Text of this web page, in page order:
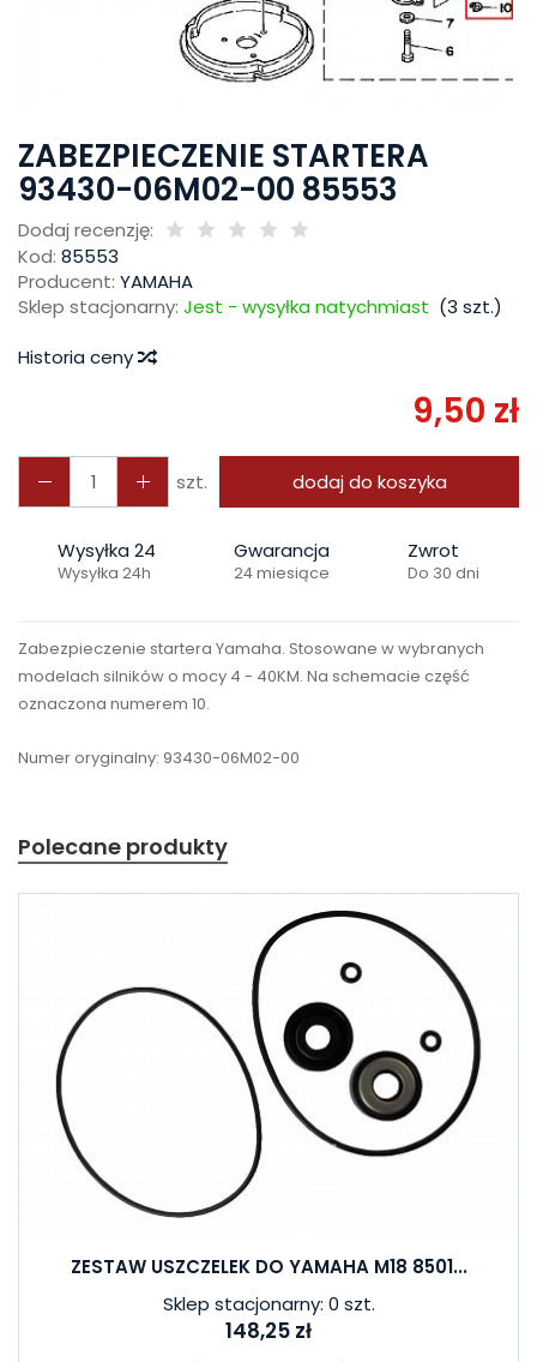
ZABEZPIECZENIE STARTERA
93430-06M02-00 85553
Dodaj recenzję:
Kod: 85553
Producent: YAMAHA
Sklep stacjonarny: Jest - wysyłka natychmiast (3 szt.)
Historia ceny
9,50 zł
szt. dodaj do koszyka
Wysyłka 24
Wysyłka 24h
Gwarancja
24 miesiące
Zwrot
Do 30 dni
Zabezpieczenie startera Yamaha. Stosowane w wybranych
modelach silników o mocy 4 - 40KM. Na schemacie część
oznaczona numerem 10.
Numer oryginalny: 93430-06M02-00
Polecane produkty
ZESTAW USZCZELEK DO YAMAHA M18 8501...
Sklep stacjonarny: 0 szt.
148,25 zł